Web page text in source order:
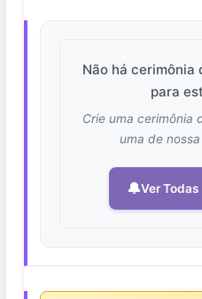
Não há cerimônia
para
Crie uma cerimônia
uma de
🔔Ver